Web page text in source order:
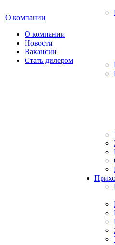
О компании
О компании
Новости
Вакансии
Стать дилером